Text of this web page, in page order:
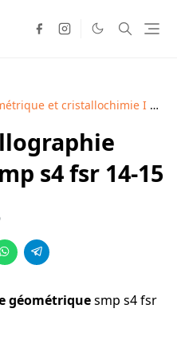
et cristallochimie I
s4 fsr 14-15
géométriquesmp s4 fsr